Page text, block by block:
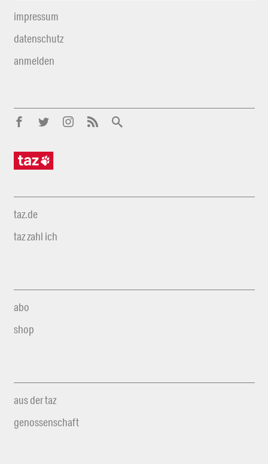
impressum
datenschutz
anmelden
taz.de
taz zahl ich
abo
shop
aus der taz
genossenschaft